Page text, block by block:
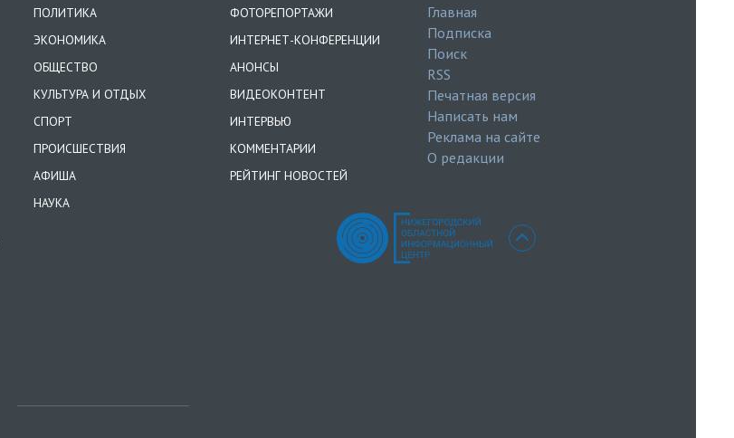
ПОЛИТИКА
ЭКОНОМИКА
ОБЩЕСТВО
КУЛЬТУРА И ОТДЫХ
СПОРТ
ПРОИСШЕСТВИЯ
АФИША
НАУКА
ФОТОРЕПОРТАЖИ
ИНТЕРНЕТ-КОНФЕРЕНЦИИ
АНОНСЫ
ВИДЕОКОНТЕНТ
ИНТЕРВЬЮ
КОММЕНТАРИИ
РЕЙТИНГ НОВОСТЕЙ
Главная
Подписка
Поиск
RSS
Печатная версия
Написать нам
Реклама на сайте
О редакции